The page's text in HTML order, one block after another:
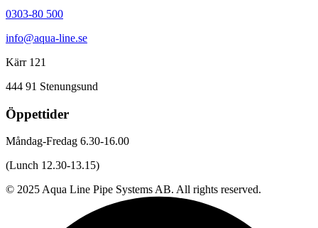
0303-80 500
info@aqua-line.se
Kärr 121
444 91 Stenungsund
Öppettider
Måndag-Fredag 6.30-16.00
(Lunch 12.30-13.15)
© 2025 Aqua Line Pipe Systems AB. All rights reserved.